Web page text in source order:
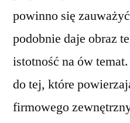
powinno się
podobnie daje obraz
istotność na ów
do tej, które
firmowego